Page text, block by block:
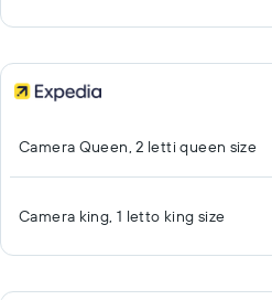
Camera Queen, 2 letti queen size
Camera king, 1 letto king size